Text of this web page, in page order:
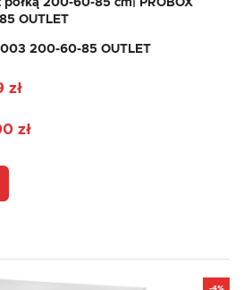
półką 200-60-85 cm| PROBOX
OUTLET
200-60-85 OUTLET
zł
zł